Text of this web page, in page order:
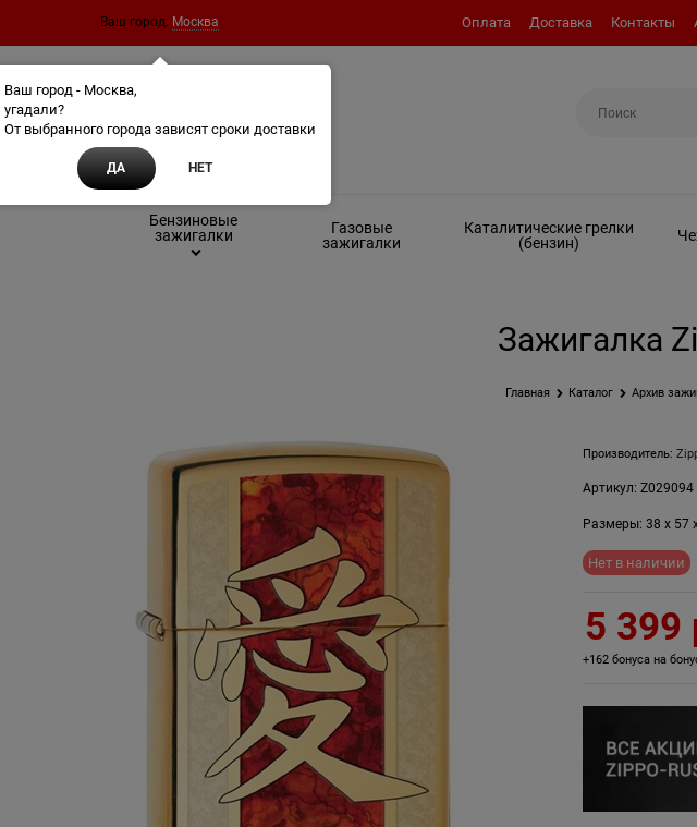
Ваш город: Москва Оплата Доставка Контакты
Бензиновые
зажигалки
Газовые
зажигалки
Каталитические грелки
(бензин)
Зажигалка
Главная Каталог Архив
Производитель:
Артикул: Z029094
Размеры: 38 x 57
Нет в наличии
5 399
+162 бонуса на
Ваш город - Москва,
угадали?
От выбранного города зависят сроки доставки
ДА НЕТ